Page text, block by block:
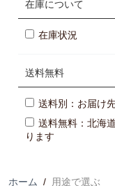
在庫について
在庫状況
送料無料
送料別：お届け
送料無料：北海
ります
ホーム / 用途で選ぶ